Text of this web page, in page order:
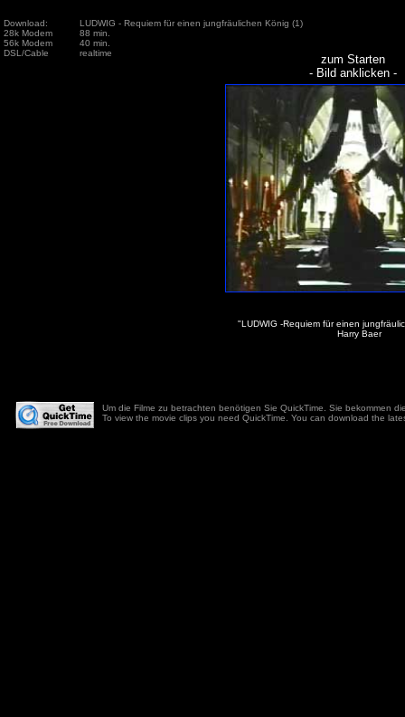
Download:
28k Modem
56k Modem
DSL/Cable
"LUDWIG -Requiem für einen
Harry Baer
zum Starten
- Bild anklicken -
Um die Filme zu betrachten benötigen Sie QuickTime. Sie bekommen
To view the movie clips you need QuickTime. You can download the
LUDWIG - Requiem für einen jungfräulichen König (1)
88 min.
40 min.
realtime